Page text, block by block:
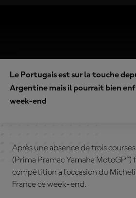
Le Portugais est sur la touche
Argentine mais il pourrait bien
week-end
Après une absence de trois
(Prima Pramac Yamaha MotoGP™)
compétition à l'occasion du
France ce week-end.